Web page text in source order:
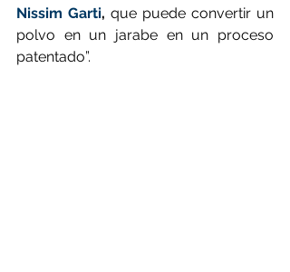
Nissim Garti, que puede convertir un
polvo en un jarabe en un proceso
patentado”.